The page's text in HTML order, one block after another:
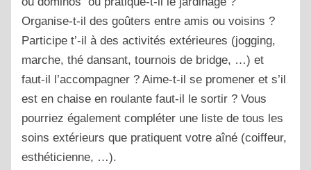
Organise-t-il des goûters entre amis ou voisins ?
Participe t’-il à des activités extérieures (jogging,
marche, thé dansant, tournois de bridge, …) et
faut-il l’accompagner ? Aime-t-il se promener et s’il
est en chaise en roulante faut-il le sortir ? Vous
pourriez également compléter une liste de tous les
soins extérieurs que pratiquent votre aîné (coiffeur,
esthéticienne, …).